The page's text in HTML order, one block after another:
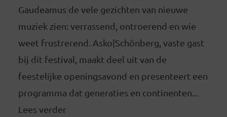
Gaudeamus de vele gezichten van nieuwe
muziek zien: verrassend, ontroerend en wie
weet frustrerend. Asko|Schönberg, vaste gast
bij dit festival, maakt deel uit van de
feestelijke openingsavond en presenteert een
programma dat generaties en continenten...
Lees verder